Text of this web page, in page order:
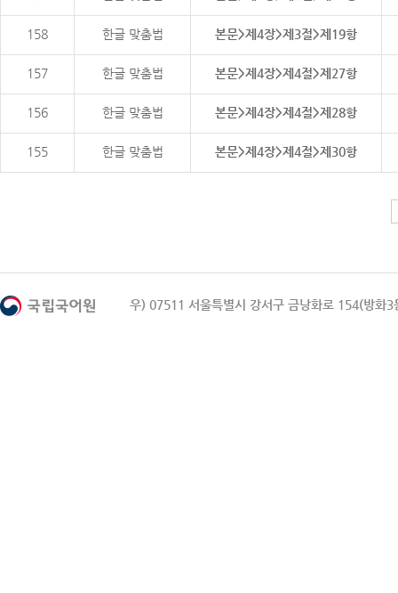
158 한글 맞춤법 본문>제4장>제3절>제19항
157 한글 맞춤법 본문>제4장>제4절>제27항
156 한글 맞춤법 본문>제4장>제4절>제28항
155 한글 맞춤법 본문>제4장>제4절>제30항
우) 07511 서울특별시 강서구 금낭화로 154(방화3